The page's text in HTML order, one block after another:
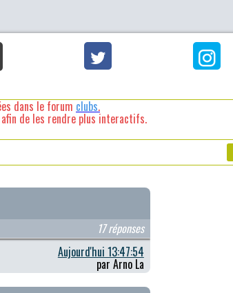
dans le forum clubs.
de les rendre plus interactifs.
17 réponses
Aujourd'hui 13:47:54
par Arno La